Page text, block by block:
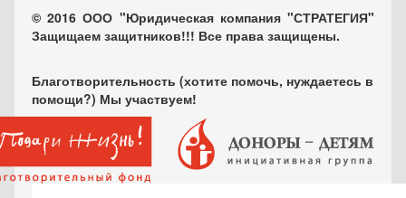
© 2016 ООО "Юридическая компания "СТРАТЕГИЯ"
Защищаем защитников!!! Все права защищены.
Благотворительность (хотите помочь, нуждаетесь в
помощи?) Мы участвуем!